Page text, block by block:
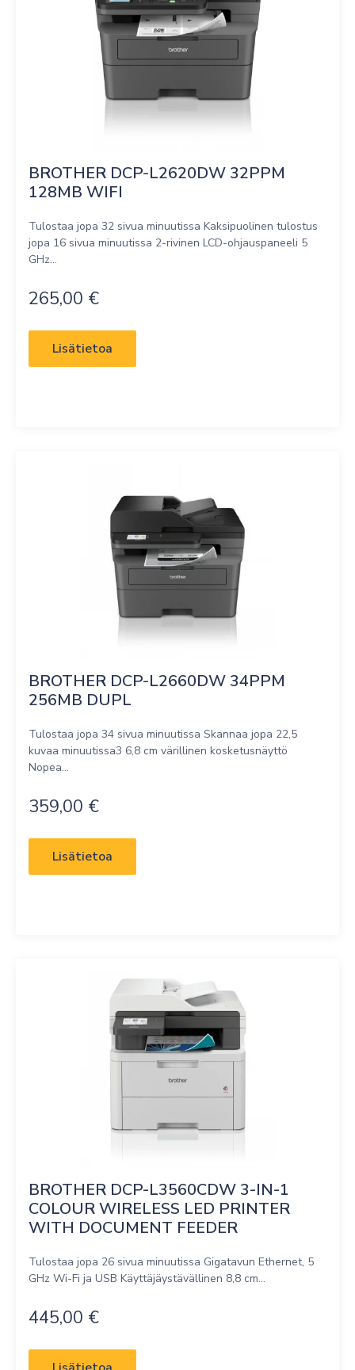
BROTHER DCP-L2620DW 32PPM
128MB WIFI
Tulostaa jopa 32 sivua minuutissa Kaksipuolinen tulostus
jopa 16 sivua minuutissa 2-rivinen LCD-ohjauspaneeli 5
GHz...
265,00 €
Lisätietoa
BROTHER DCP-L2660DW 34PPM
256MB DUPL
Tulostaa jopa 34 sivua minuutissa Skannaa jopa 22,5
kuvaa minuutissa3 6,8 cm värillinen kosketusnäyttö
Nopea...
359,00 €
Lisätietoa
BROTHER DCP-L3560CDW 3-IN-1
COLOUR WIRELESS LED PRINTER
WITH DOCUMENT FEEDER
Tulostaa jopa 26 sivua minuutissa Gigatavun Ethernet, 5
GHz Wi-Fi ja USB Käyttäjäystävällinen 8,8 cm...
445,00 €